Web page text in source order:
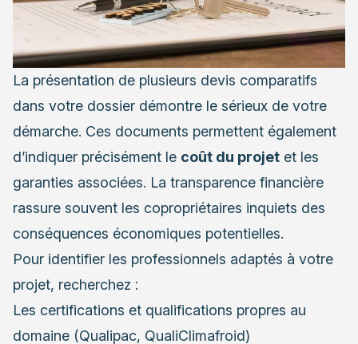
La présentation de plusieurs devis comparatifs
dans votre dossier démontre le sérieux de votre
démarche. Ces documents permettent également
d’indiquer précisément le coût du projet et les
garanties associées. La transparence financière
rassure souvent les copropriétaires inquiets des
conséquences économiques potentielles.
Pour identifier les professionnels adaptés à votre
projet, recherchez :
Les certifications et qualifications propres au
domaine (Qualipac, QualiClimafroid)